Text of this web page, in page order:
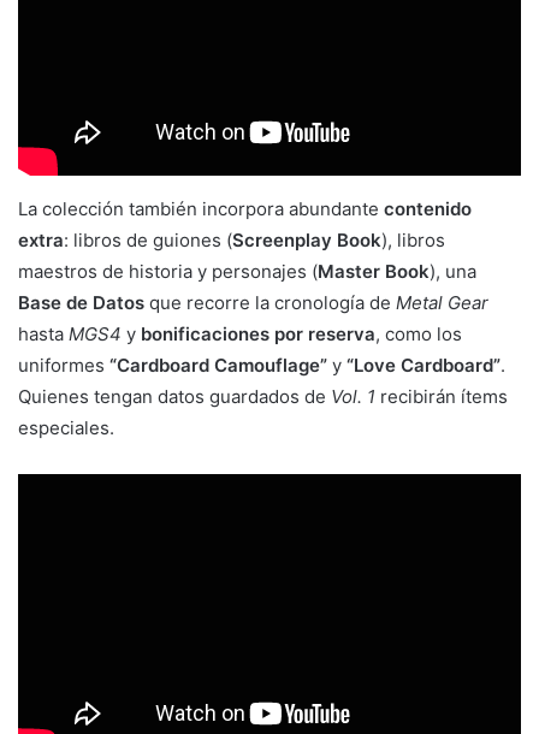
La colección también incorpora abundante contenido
extra: libros de guiones (Screenplay Book), libros
maestros de historia y personajes (Master Book), una
Base de Datos que recorre la cronología de Metal Gear
hasta MGS4 y bonificaciones por reserva, como los
uniformes “Cardboard Camouflage” y “Love Cardboard”.
Quienes tengan datos guardados de Vol. 1 recibirán ítems
especiales.